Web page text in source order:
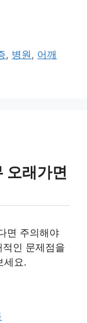
, 병원, 어깨
오래가면
면 주의해야
인 문제점을
세요.